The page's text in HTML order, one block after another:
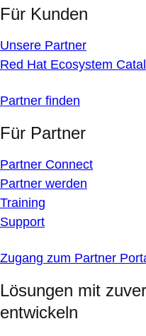
Für Kunden
Unsere Partner
Red Hat Ecosystem
Partner finden
Für Partner
Partner Connect
Partner werden
Training
Support
Zugang zum Partner
Lösungen mit
entwickeln